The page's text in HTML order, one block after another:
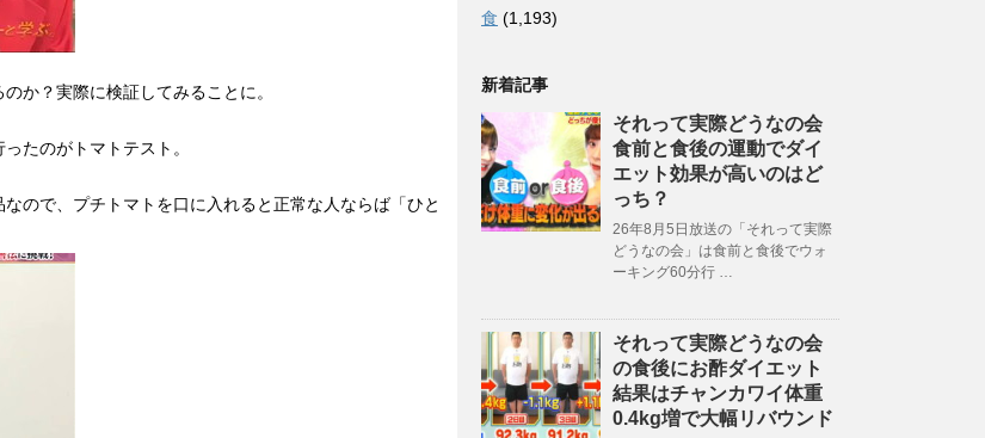
か？実際に検証してみることに。
たのがトマトテスト。
ので、プチトマトを口に入れると正常な人ならば「ひと
食 (1,193)
新着記事
それって実際どうなの会
食前と食後の運動でダイ
エット効果が高いのはど
っち？
26年8月5日放送の「それって実際
どうなの会」は食前と食後でウォ
ーキング60分行 …
それって実際どうなの会
の食後にお酢ダイエット
結果はチャンカワイ体重
0.4kg増で大幅リバウンド